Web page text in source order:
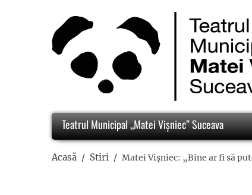
Teatrul Municipal „Matei Vișniec” Suceava
Acasă Stiri Matei Vișniec: „Bine ar fi să